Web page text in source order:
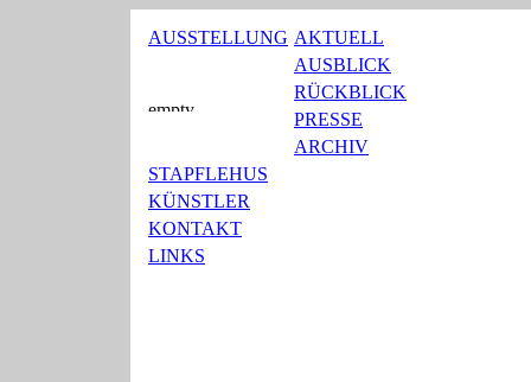
AUSSTELLUNG AKTUELL
AUSBLICK
RÜCKBLICK
PRESSE
ARCHIV
STAPFLEHUS
KÜNSTLER
KONTAKT
LINKS